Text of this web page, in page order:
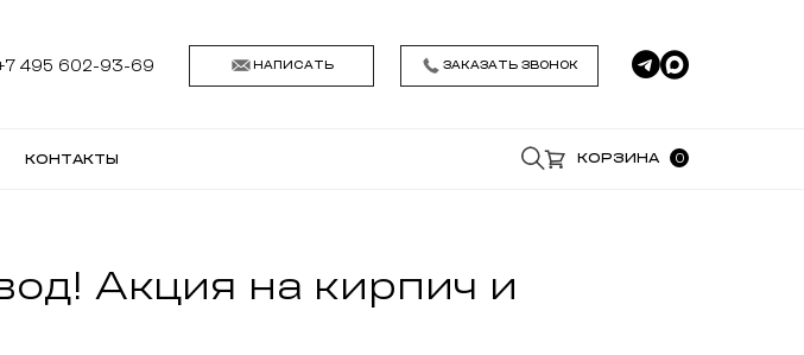
495 602-93-69 НАПИСАТЬ ЗАКАЗАТЬ ЗВОНОК
КОНТАКТЫ КОРЗИНА 0
Акция на кирпич и